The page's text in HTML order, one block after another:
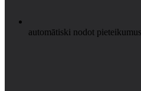
automātiski nodot